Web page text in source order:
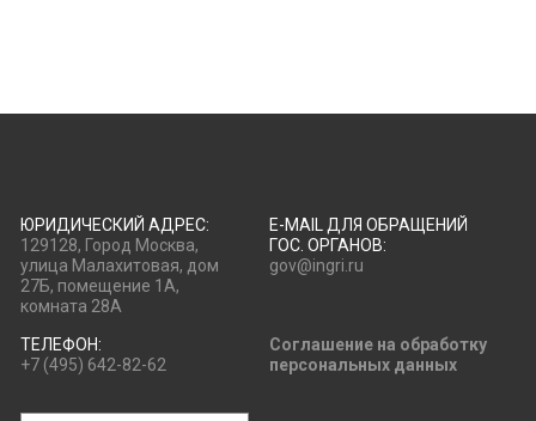
ЮРИДИЧЕСКИЙ АДРЕС:
129128, Город Москва,
улица Малахитовая, дом
27Б, помещение 1А,
комната 28А
E-MAIL ДЛЯ ОБРАЩЕНИЙ
ГОС. ОРГАНОВ:
gov@ingri.ru
ТЕЛЕФОН:
+7 (495) 642-82-62
Соглашение на обработку
персональных данных